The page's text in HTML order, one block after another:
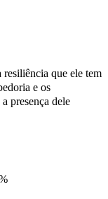
resiliência que ele tem
e os
presença dele